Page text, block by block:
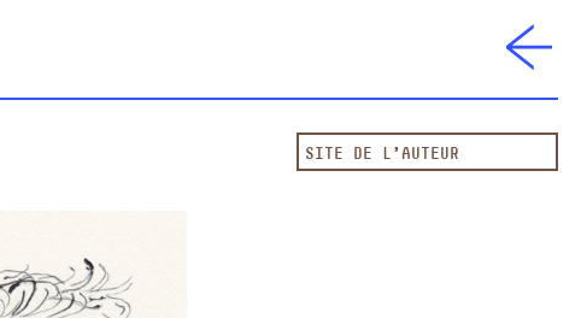
SITE DE L'AUTEUR